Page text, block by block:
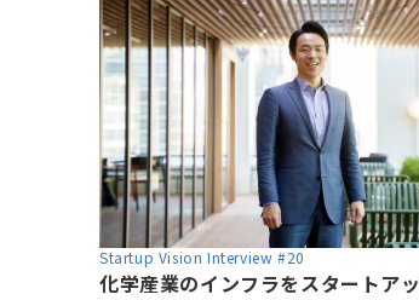
Startup Vision Interview #20
化学産業のインフラをスタートア